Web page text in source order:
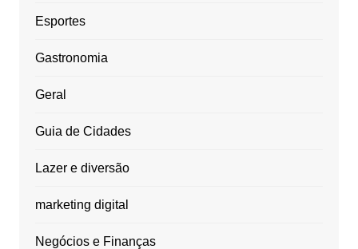
Esportes
Gastronomia
Geral
Guia de Cidades
Lazer e diversão
marketing digital
Negócios e Finanças